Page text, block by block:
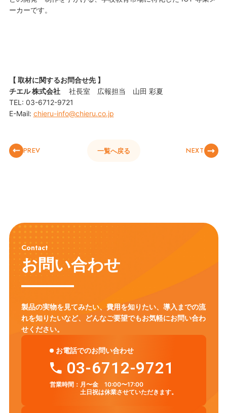
ーカーです。
【 取材に関するお問合せ先 】
チエル 株式会社 社長室 広報担当 山田 彩夏
TEL: 03-6712-9721
E-Mail: chieru-info@chieru.co.jp
PREV 一覧へ戻る NEXT
Contact
お問い合わせ
製品の実物を見てみたい、費用を知りたい、導入までの流
れを知りたいなど、
どんなご要望でもお気軽にお問い合わ
せください。
お電話でのお問い合わせ
03-6712-9721
営業時間： 月〜金 10:00〜17:00
土日祝は休業させていただきます。